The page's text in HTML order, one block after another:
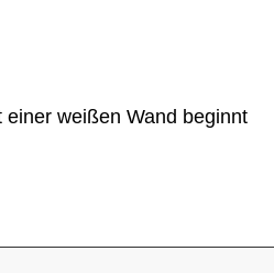
weißen Wand beginnt